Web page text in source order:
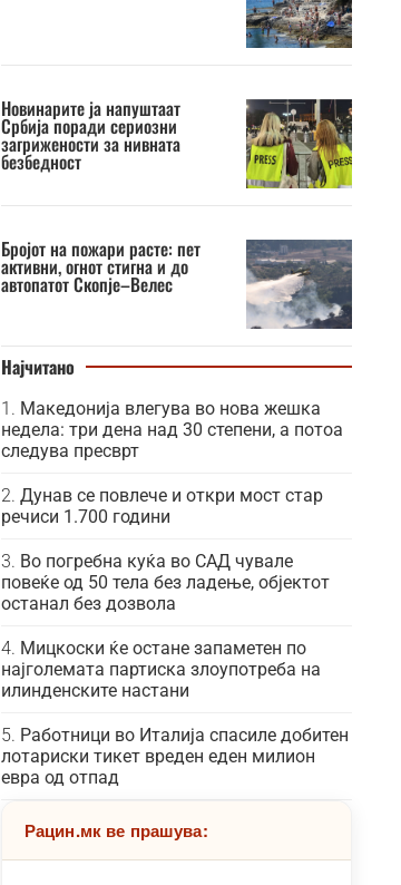
Новинарите ја напуштаат
Србија поради сериозни
загрижености за нивната
безбедност
Бројот на пожари расте: пет
активни, огнот стигна и до
автопатот Скопје–Велес
Најчитано
Македонија влегува во нова жешка
недела: три дена над 30 степени, а потоа
следува пресврт
Дунав се повлече и откри мост стар
речиси 1.700 години
Во погребна куќа во САД чувале
повеќе од 50 тела без ладење, објектот
останал без дозвола
Мицкоски ќе остане запаметен по
најголемата партиска злоупотреба на
илинденските настани
Работници во Италија спасиле добитен
лотариски тикет вреден еден милион
евра од отпад
Рацин.мк ве прашува: